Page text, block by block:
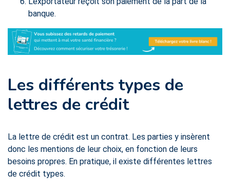
banque.
Les différents types de
lettres de crédit
La lettre de crédit est un contrat. Les parties y insèrent
donc les mentions de leur choix, en fonction de leurs
besoins propres. En pratique, il existe différentes lettres
de crédit types.